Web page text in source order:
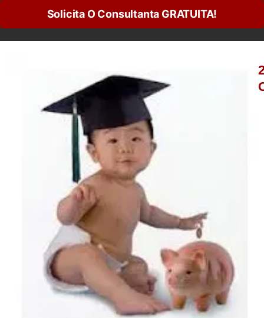
Solicita O Consultanta GRATUITA!